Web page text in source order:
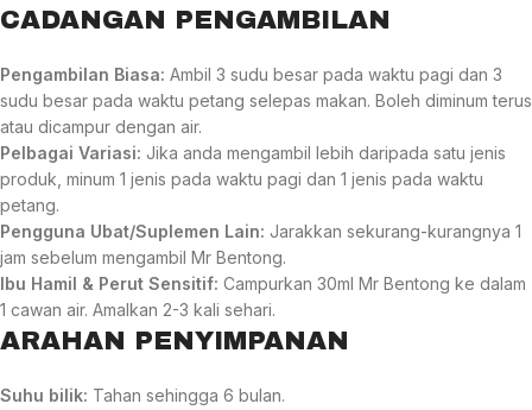
CADANGAN PENGAMBILAN
Pengambilan Biasa: Ambil 3 sudu besar pada waktu pagi dan 3
sudu besar pada waktu petang selepas makan. Boleh diminum terus
atau dicampur dengan air.
Pelbagai Variasi: Jika anda mengambil lebih daripada satu jenis
produk, minum 1 jenis pada waktu pagi dan 1 jenis pada waktu
petang.
Pengguna Ubat/Suplemen Lain: Jarakkan sekurang-kurangnya 1
jam sebelum mengambil Mr Bentong.
Ibu Hamil & Perut Sensitif: Campurkan 30ml Mr Bentong ke dalam
1 cawan air. Amalkan 2-3 kali sehari.
ARAHAN PENYIMPANAN
Suhu bilik: Tahan sehingga 6 bulan.